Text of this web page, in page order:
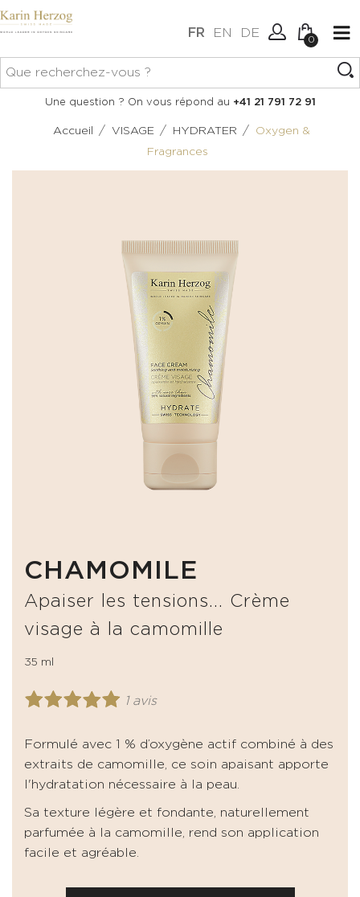
FR EN DE
Connexion
0
Aucun article dans votre
panier.
Une question ? On vous répond au +41 21 791 72 91
Accueil / VISAGE / HYDRATER / Oxygen &
Fragrances
CHAMOMILE
Apaiser les tensions... Crème
visage à la camomille
35 ml
1 avis
Formulé avec 1 % d’oxygène actif combiné à des
extraits de camomille, ce soin apaisant apporte
l'hydratation nécessaire à la peau.
Sa texture légère et fondante, naturellement
parfumée à la camomille, rend son application
facile et agréable.